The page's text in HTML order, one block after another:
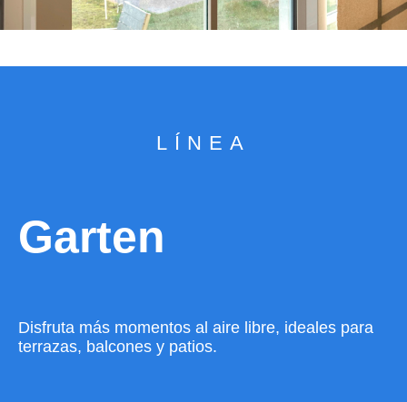
LÍNEA
Garten
Disfruta más momentos al aire libre, ideales para
terrazas, balcones y patios.